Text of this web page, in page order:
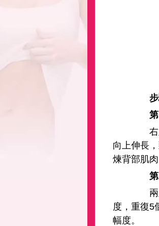
步
第
右腿
向上伸長
煉背部肌
第
兩腿
度，重復5
幅度。